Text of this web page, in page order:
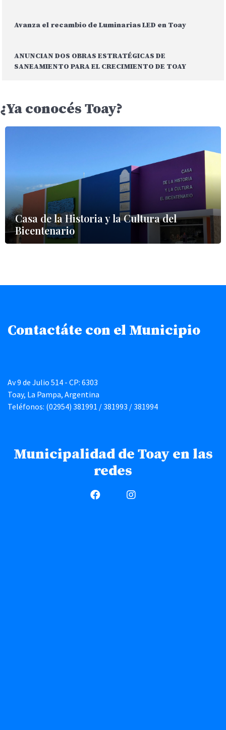
Avanza el recambio de Luminarias LED en Toay
ANUNCIAN DOS OBRAS ESTRATÉGICAS DE
SANEAMIENTO PARA EL CRECIMIENTO DE TOAY
¿Ya conocés Toay?
Casa de la Historia y la Cultura del
Bicentenario
Contactáte con el Municipio
Av 9 de Julio 514 - CP: 6303
Toay, La Pampa, Argentina
Teléfonos: (02954) 381991 / 381993 / 381994
Municipalidad de Toay en las
redes